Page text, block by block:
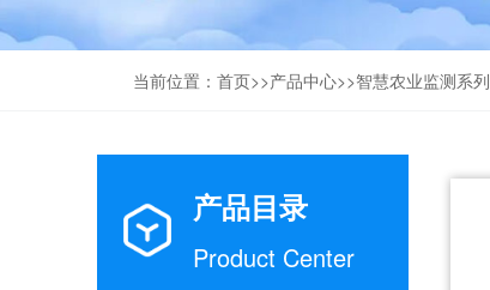
当前位置： 首页>>产品中心>>智慧农业监测系列
产品目录
Product Center